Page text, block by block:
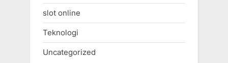
slot online
Teknologi
Uncategorized